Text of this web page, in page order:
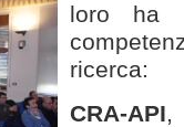
loro ha
ricerca:
CRA-API,